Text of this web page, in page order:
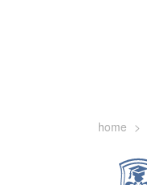
home >